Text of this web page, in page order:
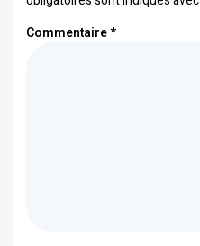
Commentaire*